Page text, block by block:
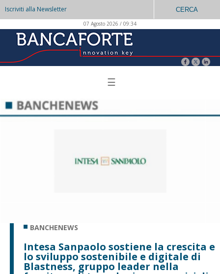
Iscriviti alla Newsletter CERCA
07 Agosto 2026 / 09:34
☰
BANCHENEWS
Intesa Sanpaolo sostiene la crescita e
lo sviluppo sostenibile e digitale di
Blastness, gruppo leader nella